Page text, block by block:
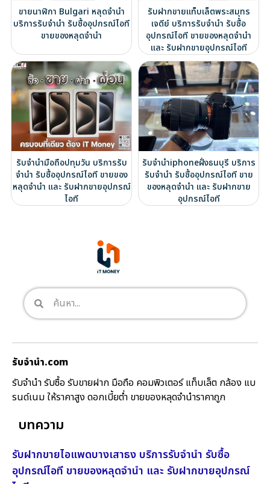
ขายนาฬิกา Bulgari หลุดจำนำ
บริการรับจำนำ รับซื้ออุปกรณ์ไอที
ขายของหลุดจำนำ
รับฝากขายแท็บเล็ตพระสมุทร
เจดีย์ บริการรับจำนำ รับซื้อ
อุปกรณ์ไอที ขายของหลุดจำนำ
และ รับฝากขายอุปกรณ์ไอที
รับจำนำมือถือปทุมวัน บริการรับ
จำนำ รับซื้ออุปกรณ์ไอที ขายของ
หลุดจำนำ และ รับฝากขายอุปกรณ์
ไอที
รับจำนำiphoneฝั่งธนบุรี บริการ
รับจำนำ รับซื้ออุปกรณ์ไอที ขาย
ของหลุดจำนำ และ รับฝากขาย
อุปกรณ์ไอที
รับจํานํา.com
รับจำนำ รับซื้อ รับขายฝาก มือถือ คอมพิวเตอร์ แท็บเล็ต กล้อง แบ
รนด์เนม ให้ราคาสูง ดอกเบี้ยต่ำ ขายของหลุดจำนำราคาถูก
บทความ
รับฝากขายไอแพดบางเสาธง บริการรับจำนำ รับซื้อ
อุปกรณ์ไอที ขายของหลุดจำนำ และ รับฝากขายอุปกรณ์